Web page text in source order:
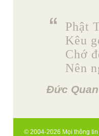
Phật
Kêu
Chớ
Nên
Đức
© 2004-2026 Mọi thông